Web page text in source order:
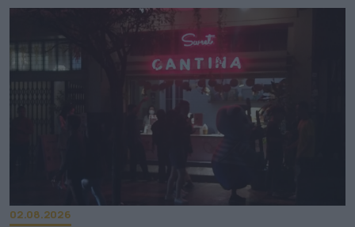
02.08.2026